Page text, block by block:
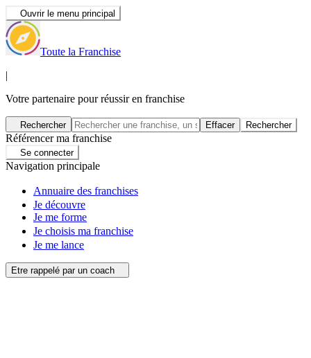
Ouvrir le menu principal
Toute la Franchise
|
Votre partenaire pour réussir en franchise
Rechercher Effacer Rechercher
Référencer ma franchise
Se connecter
Navigation principale
Annuaire des franchises
Je découvre
Je me forme
Je choisis ma franchise
Je me lance
Etre rappelé par un coach